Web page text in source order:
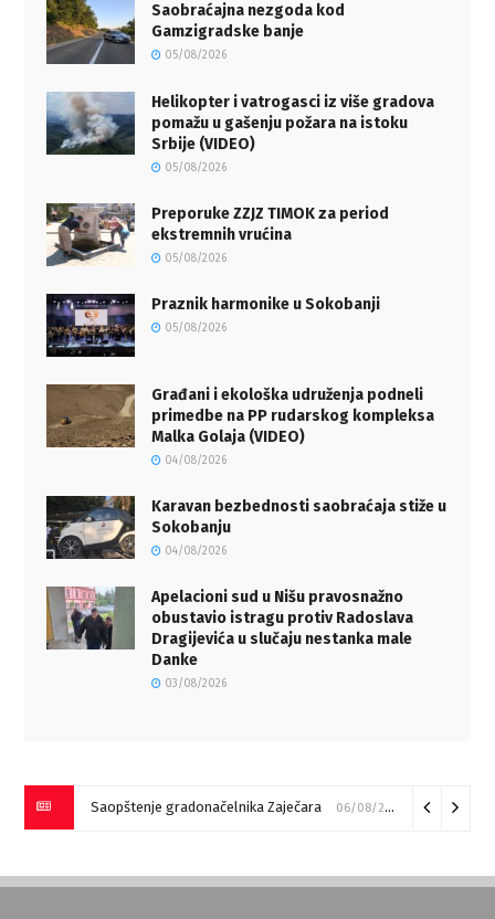
Saobraćajna nezgoda kod
Gamzigradske banje
05/08/2026
Helikopter i vatrogasci iz više gradova
pomažu u gašenju požara na istoku
Srbije (VIDEO)
05/08/2026
Preporuke ZZJZ TIMOK za period
ekstremnih vrućina
05/08/2026
Praznik harmonike u Sokobanji
05/08/2026
Građani i ekološka udruženja podneli
primedbe na PP rudarskog kompleksa
Malka Golaja (VIDEO)
04/08/2026
Karavan bezbednosti saobraćaja stiže u
Sokobanju
04/08/2026
Apelacioni sud u Nišu pravosnažno
obustavio istragu protiv Radoslava
Dragijevića u slučaju nestanka male
Danke
03/08/2026
Saopštenje gradonačelnika Zaječara 06/08/2026